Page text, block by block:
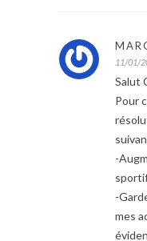
11/01/
Salut
Pour
-
-
mes